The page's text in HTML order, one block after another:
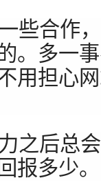
些合作
。多一
用担心
之后总
报多少。